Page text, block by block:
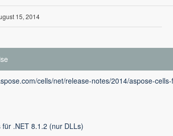
15, 2014
cells/net/release-notes/2014/aspose-
für .NET 8.1.2 (nur DLLs)